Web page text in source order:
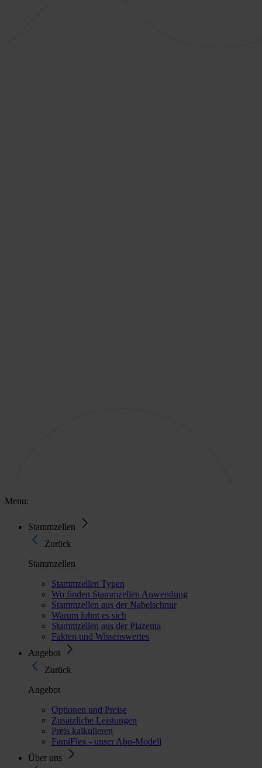
Menu:
Stammzellen
Zurück
Stammzellen
Stammzellen Typen
Wo finden Stammzellen Anwendung
Stammzellen aus der Nabelschnur
Warum lohnt es sich
Stammzellen aus der Plazenta
Fakten und Wissenswertes
Angebot
Zurück
Angebot
Optionen und Preise
Zusätzliche Leistungen
Preis kalkulieren
FamiFlex - unser Abo-Modell
Über uns